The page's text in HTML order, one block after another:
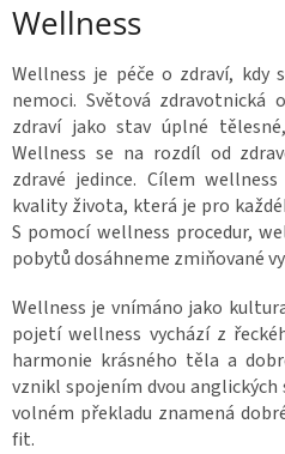
Wellness
Wellness je péče o zdraví, kdy
nemoci. Světová zdravotnická
zdraví jako stav úplné
Wellness se na rozdíl od
zdravé jedince. Cílem
kvality života, která je pro
S pomocí wellness procedur,
pobytů dosáhneme zmiňované
Wellness je vnímáno jako
pojetí wellness vychází z
harmonie krásného těla a
vznikl spojením dvou anglických
volném překladu znamená
fit.